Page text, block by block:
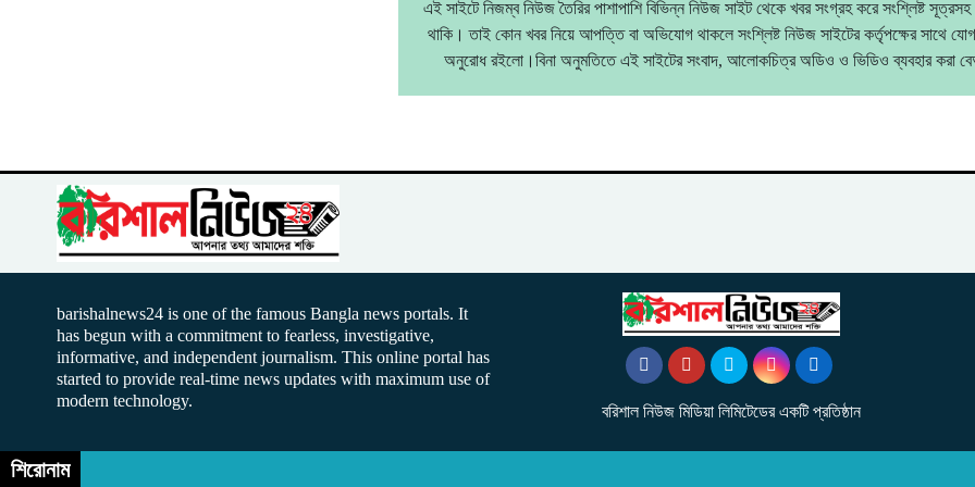
এই সাইটে নিজম্ব নিউজ তৈরির পাশাপাশি বিভিন্ন নিউজ সাইট থেকে খবর সংগ্রহ করে সংশ্লিষ্ট
থাকি। তাই কোন খবর নিয়ে আপত্তি বা অভিযোগ থাকলে সংশ্লিষ্ট নিউজ সাইটের কর্তৃপক্ষের সাথে
অনুরোধ রইলো।বিনা অনুমতিতে এই সাইটের সংবাদ, আলোকচিত্র অডিও ও ভিডিও ব্যবহার করা
barishalnews24 is one of the famous Bangla news portals. It
has begun with a commitment to fearless, investigative,
informative, and independent journalism. This online portal has
started to provide real-time news updates with maximum use of
modern technology.
বরিশাল নিউজ মিডিয়া লিমিটেডের একটি প্রতিষ্ঠান
শিরোনাম